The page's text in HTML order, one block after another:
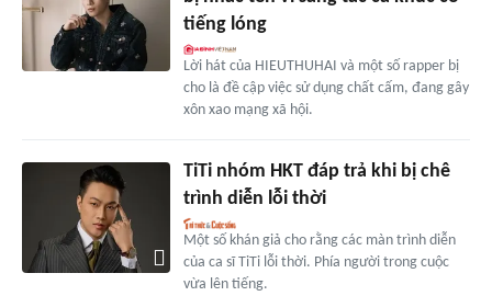
tiếng lóng
Lời hát của HIEUTHUHAI và một số rapper bị
cho là đề cập việc sử dụng chất cấm, đang gây
xôn xao mạng xã hội.
TiTi nhóm HKT đáp trả khi bị chê
trình diễn lỗi thời
Một số khán giả cho rằng các màn trình diễn
của ca sĩ TiTi lỗi thời. Phía người trong cuộc
vừa lên tiếng.